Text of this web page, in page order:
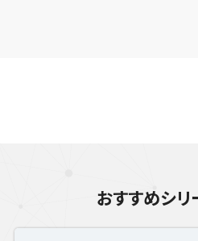
おすすめシリ